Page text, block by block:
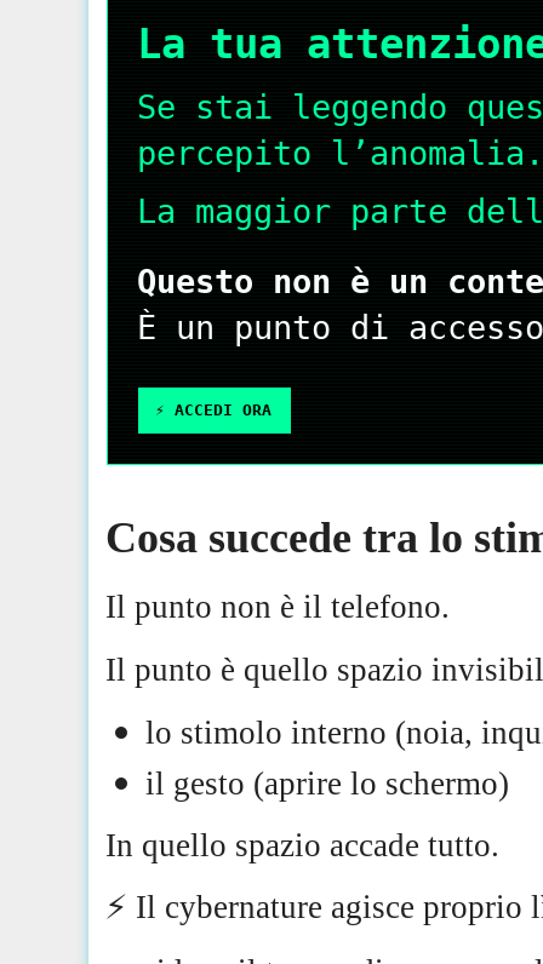
La tua
Se stai leggendo
percepito
La maggior parte
Questo non è un
È un punto di
⚡️ ACCEDI ORA
Cosa succede tra lo
Il punto non è il telefono.
Il punto è quello spazio
lo stimolo interno (noia,
il gesto (aprire lo schermo)
In quello spazio accade tutto.
⚡️ Il cybernature agisce proprio